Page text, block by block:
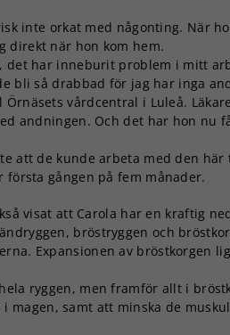
inte orkat med någonting. När
direkt när hon kom hem.
det har inneburit problem i mitt
bli så drabbad för jag har inga
vårdcentral i Luleå.
andningen. Och det har hon nu
att de kunde arbeta med den
gången på fem månader.
visat att Carola har en kraftig
bröstryggen och
Expansionen av bröstkorgen
ryggen, men framför allt i
magen, samt att minska de